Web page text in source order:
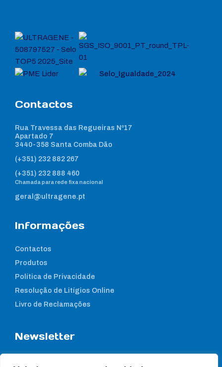
Contactos
Rua Travessa das Regueiras Nº17
Apartado 7
3440-358 Santa Comba Dão
(+351) 232 882 267
(+351) 232 888 460
Chamada para rede fixa nacional
geral@ultragene.pt
Informações
Contactos
Produtos
Política de Privacidade
Resolução de Litígios Online
Livro de Reclamações
Newsletter